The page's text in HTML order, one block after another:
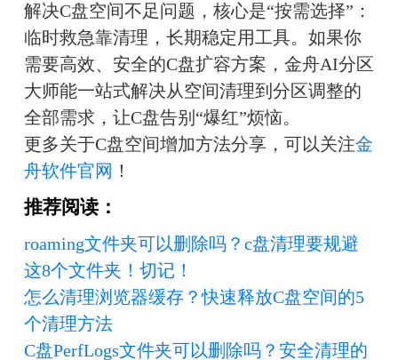
解决C盘空间不足问题，核心是“按需选择”：
临时救急靠清理，长期稳定用工具。如果你
需要高效、安全的C盘扩容方案，金舟AI分区
大师能一站式解决从空间清理到分区调整的
全部需求，让C盘告别“爆红”烦恼。
更多关于C盘空间增加方法分享，可以关注金
舟软件官网 ！
推荐阅读：
roaming文件夹可以删除吗？c盘清理要规避
这8个文件夹！切记！
怎么清理浏览器缓存？快速释放C盘空间的5
个清理方法
C盘PerfLogs文件夹可以删除吗？安全清理的